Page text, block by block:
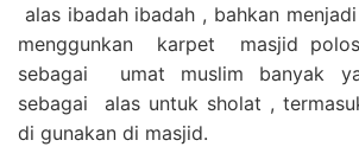
alas ibadah ibadah , bahkan
menggunkan karpet masjid
sebagai umat muslim banyak
sebagai alas untuk sholat ,
di gunakan di masjid.